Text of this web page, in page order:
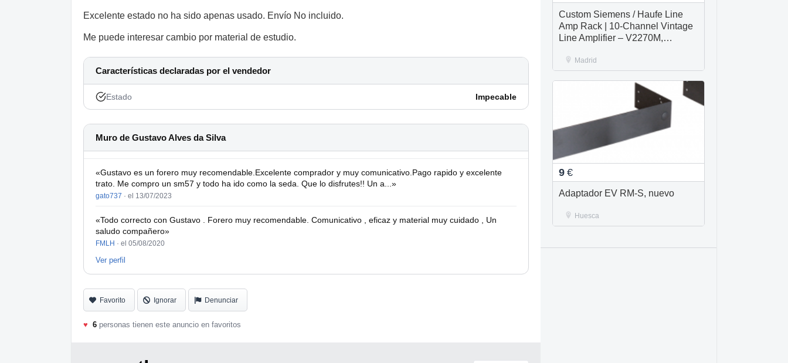
Excelente estado no ha sido apenas usado. Envío No incluido.
Me puede interesar cambio por material de estudio.
Características declaradas por el vendedor
Estado Impecable
Muro de Gustavo Alves da Silva
«Gustavo es un forero muy recomendable.Excelente comprador y muy comunicativo.Pago rapido y excelente
trato. Me compro un sm57 y todo ha ido como la seda. Que lo disfrutes!! Un a...»
gato737 · el 13/07/2023
«Todo correcto con Gustavo . Forero muy recomendable. Comunicativo , eficaz y material muy cuidado , Un
saludo compañero»
FMLH · el 05/08/2020
Ver perfil
Favorito Ignorar Denunciar
♥ 6 personas tienen este anuncio en favoritos
Custom Siemens / Haufe Line
Amp Rack | 10-Channel Vintage
Line Amplifier – V2270M,
Madrid
9 €
Adaptador EV RM-S, nuevo
Huesca